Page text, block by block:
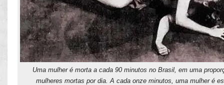
Uma mulher é morta a cada 90 minutos no Brasil, em uma
mulheres mortas por dia. A cada onze minutos, uma mulher é